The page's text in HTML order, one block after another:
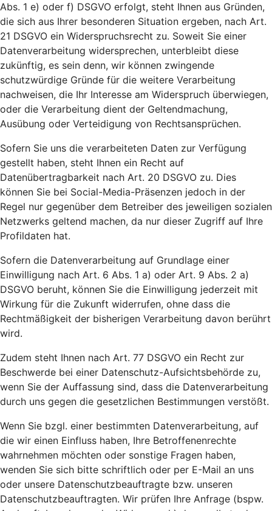
Abs. 1 e) oder f) DSGVO erfolgt, steht Ihnen aus Gründen,
die sich aus Ihrer besonderen Situation ergeben, nach Art.
21 DSGVO ein Widerspruchsrecht zu. Soweit Sie einer
Datenverarbeitung widersprechen, unterbleibt diese
zukünftig, es sein denn, wir können zwingende
schutzwürdige Gründe für die weitere Verarbeitung
nachweisen, die Ihr Interesse am Widerspruch überwiegen,
oder die Verarbeitung dient der Geltendmachung,
Ausübung oder Verteidigung von Rechtsansprüchen.
Sofern Sie uns die verarbeiteten Daten zur Verfügung
gestellt haben, steht Ihnen ein Recht auf
Datenübertragbarkeit nach Art. 20 DSGVO zu. Dies
können Sie bei Social-Media-Präsenzen jedoch in der
Regel nur gegenüber dem Betreiber des jeweiligen sozialen
Netzwerks geltend machen, da nur dieser Zugriff auf Ihre
Profildaten hat.
Sofern die Datenverarbeitung auf Grundlage einer
Einwilligung nach Art. 6 Abs. 1 a) oder Art. 9 Abs. 2 a)
DSGVO beruht, können Sie die Einwilligung jederzeit mit
Wirkung für die Zukunft widerrufen, ohne dass die
Rechtmäßigkeit der bisherigen Verarbeitung davon berührt
wird.
Zudem steht Ihnen nach Art. 77 DSGVO ein Recht zur
Beschwerde bei einer Datenschutz-Aufsichtsbehörde zu,
wenn Sie der Auffassung sind, dass die Datenverarbeitung
durch uns gegen die gesetzlichen Bestimmungen verstößt.
Wenn Sie bzgl. einer bestimmten Datenverarbeitung, auf
die wir einen Einfluss haben, Ihre Betroffenenrechte
wahrnehmen möchten oder sonstige Fragen haben,
wenden Sie sich bitte schriftlich oder per E-Mail an uns
oder unsere Datenschutzbeauftragte bzw. unseren
Datenschutzbeauftragten. Wir prüfen Ihre Anfrage (bspw.